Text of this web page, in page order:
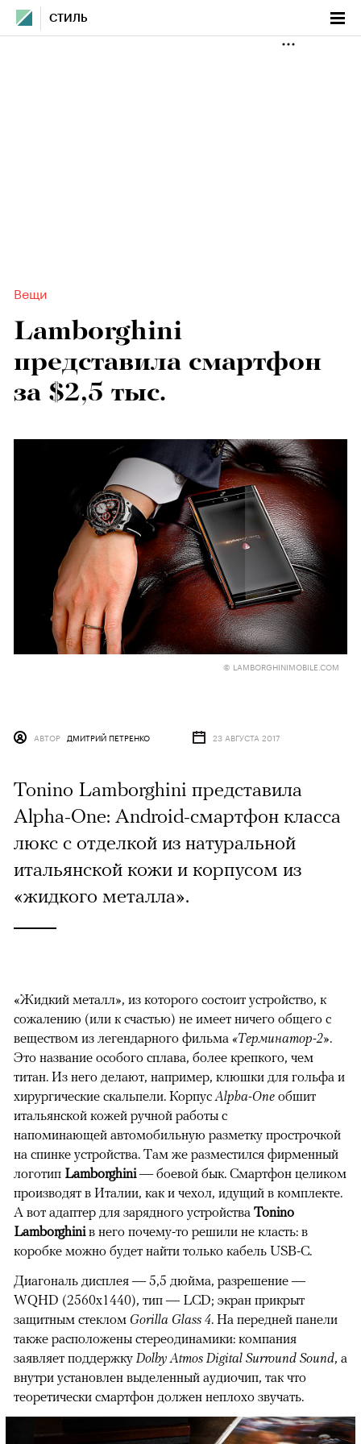
СТИЛЬ
Вещи
Lamborghini
представила смартфон
за $2,5 тыс.
© LAMBORGHINIMOBILE.COM
АВТОР ДМИТРИЙ ПЕТРЕНКО 23 АВГУСТА 2017
Tonino Lamborghini представила
Alpha-One: Android-смартфон класса
люкс с отделкой из натуральной
итальянской кожи и корпусом из
«жидкого металла».
«Жидкий металл», из которого состоит устройство, к
сожалению (или к счастью) не имеет ничего общего с
веществом из легендарного фильма «Терминатор-2».
Это название особого сплава, более крепкого, чем
титан. Из него делают, например, клюшки для гольфа и
хирургические скальпели. КорпусAlpha-One обшит
итальянской кожей ручной работы с
напоминающей автомобильную разметку прострочкой
на спинке устройства. Там же разместился фирменный
логотип Lamborghini— боевой бык. Смартфон целиком
производят в Италии, как и чехол, идущий в комплекте.
А вот адаптер для зарядного устройства Tonino
Lamborghiniв него почему-то решили не класть: в
коробке можно будет найти только кабель USB-C.
Диагональ дисплея — 5,5 дюйма, разрешение —
WQHD (2560x1440), тип — LCD; экран прикрыт
защитным стеклом Gorilla Glass 4. На передней панели
также расположены стереодинамики: компания
заявляет поддержку Dolby Atmos Digital Surround Sound, а
внутри установлен выделенный аудиочип, так что
теоретически смартфон должен неплохо звучать.